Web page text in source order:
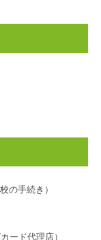
の手続き）
ード代理店）